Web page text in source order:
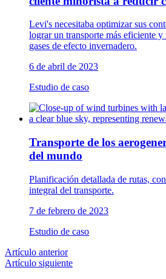
Levi's necesitaba optimizar sus
lograr un transporte más eficiente
gases de efecto invernadero.
6 de abril de 2023
Estudio de caso
Transporte de los
del mundo
Planificación detallada de rutas,
integral del transporte.
7 de febrero de 2023
Estudio de caso
Artículo anterior
Artículo siguiente